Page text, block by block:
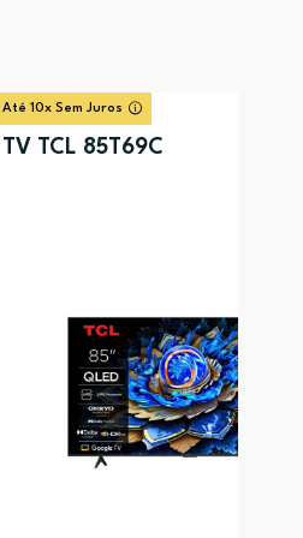
Até 10x Sem Juros
TV TCL 85T69C